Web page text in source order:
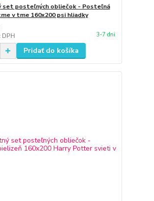
set posteľných obliečok - Posteľná
v tme 160x200 psi hliadky
DPH 3-7 dni
Pridať do košíka